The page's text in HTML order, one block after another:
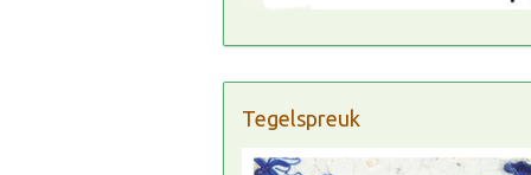
Tegelspreuk